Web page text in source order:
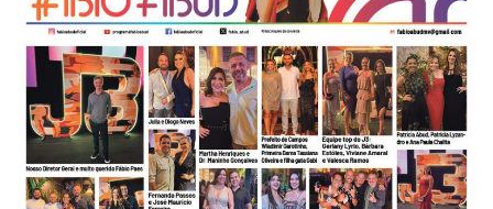
Desenvolvido
Hesea
Tecnologia
Sistemas